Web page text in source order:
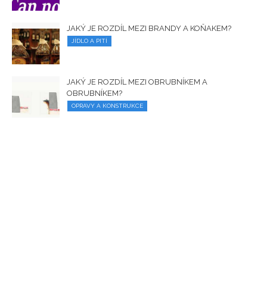
JAKÝ JE ROZDÍL MEZI BRANDY A KOŇAKEM?
JÍDLO A PITÍ
JAKÝ JE ROZDÍL MEZI OBRUBNÍKEM A
OBRUBNÍKEM?
OPRAVY A KONSTRUKCE